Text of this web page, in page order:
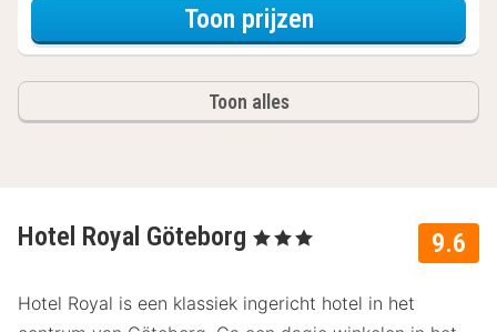
Toon prijzenvoor Wellness
Toon alles
9.6
Hotel Royal Göteborg , 3 Sterren
Hotel Royal is een klassiek ingericht hotel in het